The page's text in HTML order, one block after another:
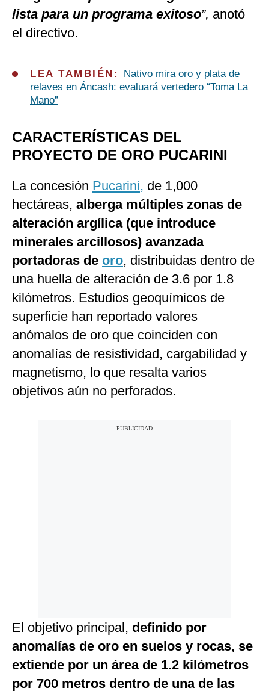
lista para un programa exitoso”, anotó
el directivo.
LEA TAMBIÉN:
Nativo mira oro y plata de
relaves en Áncash: evaluará vertedero “Toma La
Mano”
CARACTERÍSTICAS DEL
PROYECTO DE ORO PUCARINI
La concesión Pucarini, de 1,000
hectáreas, alberga múltiples zonas de
alteración argílica (que introduce
minerales arcillosos) avanzada
portadoras de oro, distribuidas dentro de
una huella de alteración de 3.6 por 1.8
kilómetros. Estudios geoquímicos de
superficie han reportado valores
anómalos de oro que coinciden con
anomalías de resistividad, cargabilidad y
magnetismo, lo que resalta varios
objetivos aún no perforados.
El objetivo principal, definido por
anomalías de oro en suelos y rocas, se
extiende por un área de 1.2 kilómetros
por 700 metros dentro de una de las